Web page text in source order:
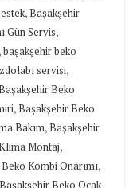
,Başakşehir
Gün Servis,
,başakşehir beko
servisi,
Beko
,Başakşehir Beko
Bakım,Başakşehir
Montaj,
Kombi Onarımı,
Başakşehir Beko Ocak